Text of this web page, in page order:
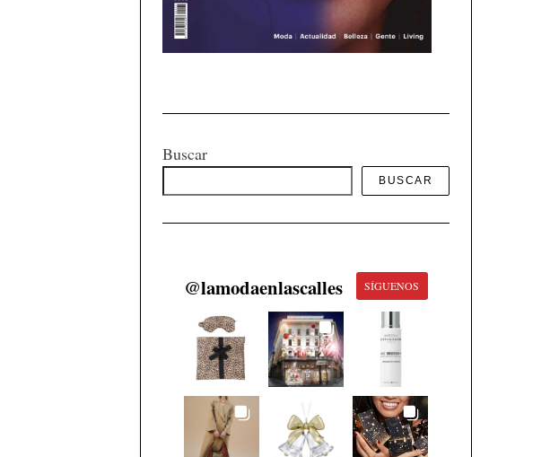
Buscar
BUSCAR
@lamodaenlascalles SÍGUENOS